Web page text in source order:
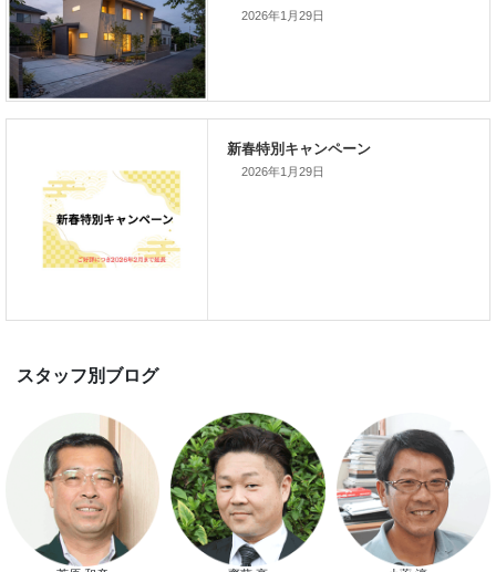
新着のイベント情報
スマートハウス 完成見学会開催
2026年1月29日
2026年1月29日